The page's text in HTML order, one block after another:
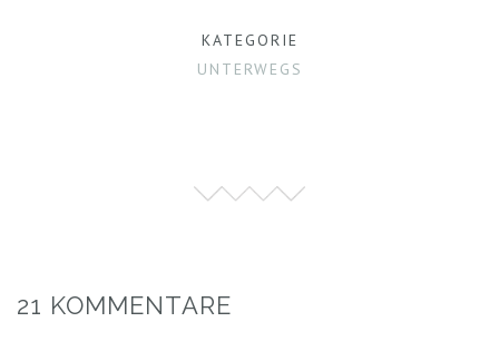
KATEGORIE
UNTERWEGS
21 KOMMENTARE